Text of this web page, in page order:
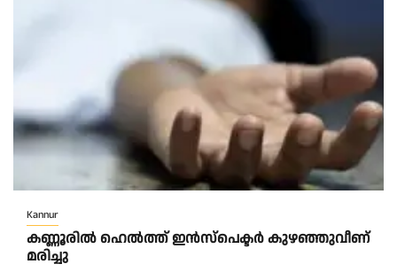
Kannur
ക​ണ്ണൂ​രി​ൽ ഹെ​ൽ​ത്ത്‌ ഇ​ൻ​സ്‌​പെ​ക്ട​ർ കു​ഴ​ഞ്ഞു​വീ​ണ്
മ​രി​ച്ചു